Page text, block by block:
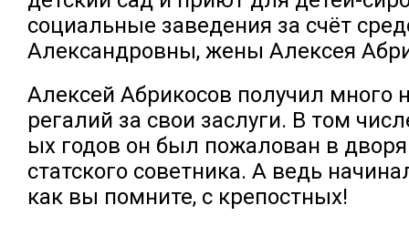
социальные заведения за счёт
Александровны, жены Алексея
Алексей Абрикосов получил много
регалий за свои заслуги. В том
ых годов он был пожалован в
статского советника. А ведь
как вы помните, с крепостных!